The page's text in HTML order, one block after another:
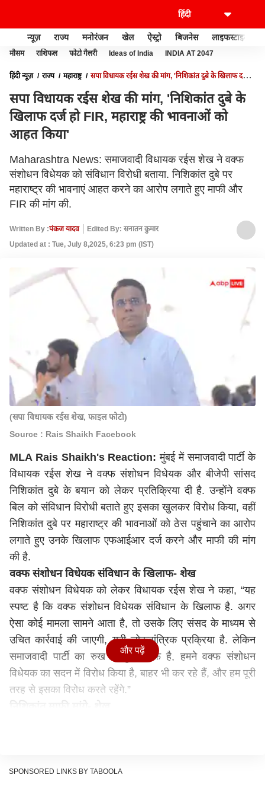
न्यूज़ राज्य मनोरंजन खेल ऐस्ट्रो बिजनेस लाइफस्टाइल
मौसम राशिफल फोटो गैलरी Ideas of India INDIA AT 2047
हिंदी न्यूज़ राज्य महाराष्ट्र
सपा विधायक रईस शेख की मांग, 'निशिकांत दुबे के खिलाफ दर्ज हो
सपा विधायक रईस शेख की मांग, 'निशिकांत दुबे के
खिलाफ दर्ज हो FIR, महाराष्ट्र की भावनाओं को
आहत किया'
Maharashtra News: समाजवादी विधायक रईस शेख ने वक्फ
संशोधन विधेयक को संविधान विरोधी बताया. निशिकांत दुबे पर
महाराष्ट्र की भावनाएं आहत करने का आरोप लगाते हुए माफी और
FIR की मांग की.
Written By :पंकज यादव
Edited By: सनातन कुमार
Updated at : Tue, July 8,2025, 6:23 pm (IST)
(सपा विधायक रईस शेख, फाइल फोटो)
Source : Rais Shaikh Facebook
MLA Rais Shaikh's Reaction: मुंबई में समाजवादी पार्टी के
विधायक रईस शेख ने वक्फ संशोधन विधेयक और बीजेपी सांसद
निशिकांत दुबे के बयान को लेकर प्रतिक्रिया दी है. उन्होंने वक्फ
बिल को संविधान विरोधी बताते हुए इसका खुलकर विरोध किया, वहीं
निशिकांत दुबे पर महाराष्ट्र की भावनाओं को ठेस पहुंचाने का आरोप
लगाते हुए उनके खिलाफ एफआईआर दर्ज करने और माफी की मांग
की है.
वक्फ संशोधन विधेयक संविधान के खिलाफ- शेख
वक्फ संशोधन विधेयक को लेकर विधायक रईस शेख ने कहा, “यह
स्पष्ट है कि वक्फ संशोधन विधेयक संविधान के खिलाफ है. अगर
ऐसा कोई मामला सामने आता है, तो उसके लिए संसद के माध्यम से
उचित कार्रवाई की जाएगी, यही लोकतांत्रिक प्रक्रिया है. लेकिन
समाजवादी पार्टी का रुख बिल्कुल साफ है, हमने वक्फ संशोधन
विधेयक का सदन में विरोध किया है, बाहर भी कर रहे हैं, और हम पूरी
तरह से इसका विरोध करते रहेंगे.”
की जानी चाहिए. वह एक सम्मानित सांसद हैं, उन्हें यह समझना चाहिए
और पढ़ें
SPONSORED LINKS BY TABOOLA